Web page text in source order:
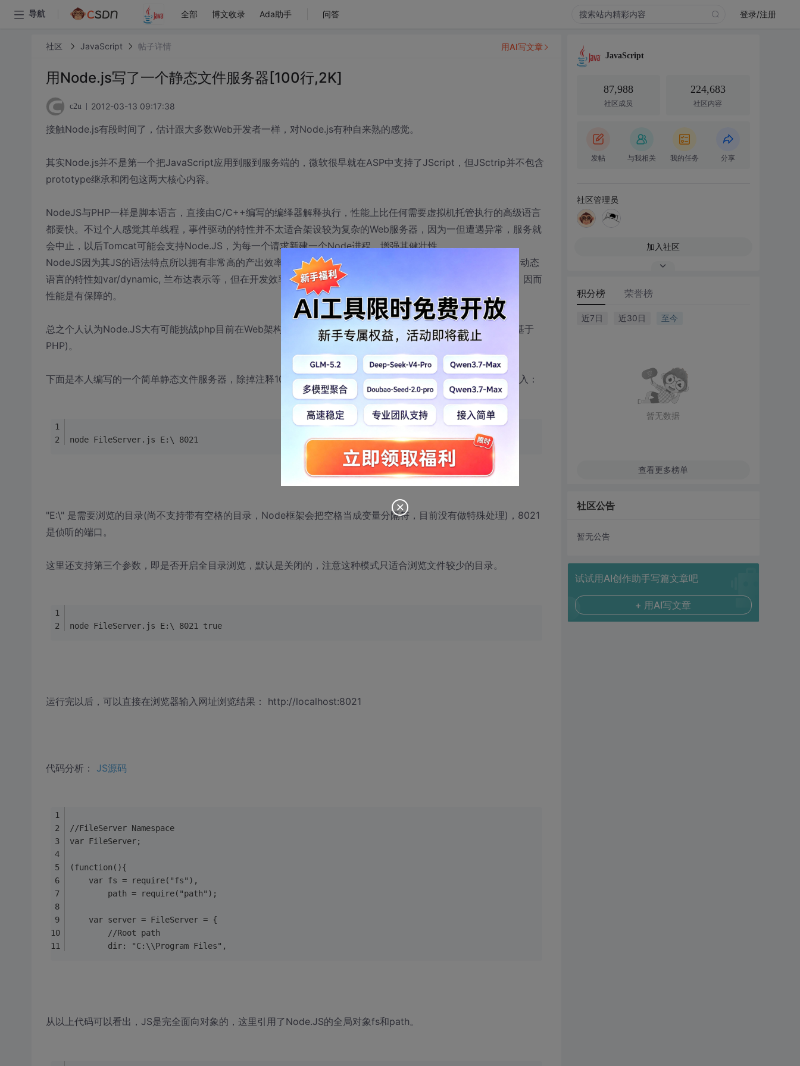
导航 全部 博文收录 Ada助手 问答 登录/注册
社区 JavaScript 帖子详情
用Node.js写了一个静态文件服务器[100行,2K]
c2u 2012-03-13 09:17:38
接触Node.js有段时间了，估计跟大多数Web开发者一样，对Node.js有种自来熟的感觉。
其实Node.js并不是第一个把JavaScript应用到服到服务端的，微软很早就在ASP中支持了JScript，但JSctrip并不包含
prototype继承和闭包这两大核心内容。
NodeJS与PHP一样是脚本语言，直接由C/C++编写的编绎器解释执行，性能上比任何需要虚拟机托管执行的高级语言
都要快。不过个人感觉其单线程，事件驱动的特性并不太适合架设较为复杂的Web服务器，因为一但遭遇异常，服务就
会中止，以后Tomcat可能会支持Node.JS，为每一个请求新建一个Node进程，增强其健壮性。
NodeJS因为其JS的语法特点所以拥有非常高的产出效率（语法简洁，{}即对象，[]即数组，虽然C#也引入了许多动态
语言的特性如var/dynamic, 兰布达表示等，但在开发效率上比JS还稍差一些），而且Node绝对不会被过渡设计，因而
性能是有保障的。
总之个人认为Node.JS大有可能挑战php目前在Web架构中的统治地位(超过77%的网站、Alex排名靠前网站大多基于
PHP)。
下面是本人编写的一个简单静态文件服务器，除掉注释100行左右，调用非常简单，安装好Node.JS后在命令行输入：
node FileServer.js E:\ 8021
"E:\" 是需要浏览的目录(尚不支持带有空格的目录，Node框架会把空格当成变量分隔符，目前没有做特殊处理)，8021
是侦听的端口。
这里还支持第三个参数，即是否开启全目录浏览，默认是关闭的，注意这种模式只适合浏览文件较少的目录。
node FileServer.js E:\ 8021 true
运行完以后，可以直接在浏览器输入网址浏览结果： http://localhost:8021
代码分析： JS源码
//FileServer Namespace
var FileServer;
(function(){
	var fs = require("fs"),
		path = require("path");
	var server = FileServer = {
		//Root path
		dir: "C:\\Program Files",
从以上代码可以看出，JS是完全面向对象的，这里引用了Node.JS的全局对象fs和path。
用AI写文章
JavaScript
87,988
社区成员
224,683
社区内容
发帖 与我相关 我的任务 分享
社区管理员
加入社区
积分榜 荣誉榜
近7日 近30日 至今
暂无数据
查看更多榜单
社区公告
暂无公告
试试用AI创作助手写篇文章吧
+ 用AI写文章